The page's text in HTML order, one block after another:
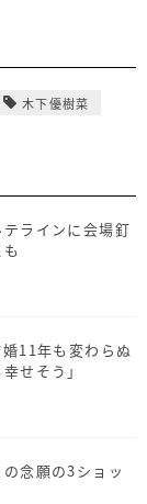
木下優樹菜
ラインに会場釘
11年も変わらぬ
せそう」
念願の3ショッ